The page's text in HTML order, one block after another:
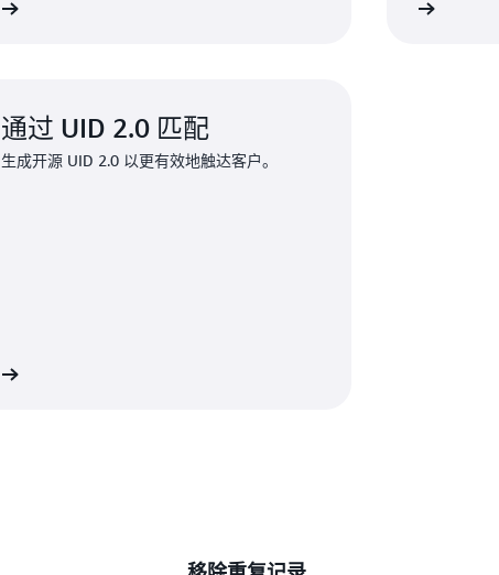
通过 UID 2.0 匹配
生成开源 UID 2.0 以更有效地触达客户。